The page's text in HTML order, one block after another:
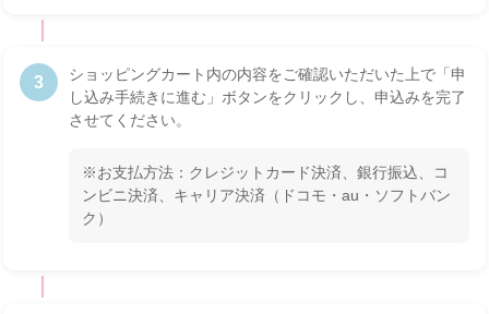
3
ショッピングカート内の内容をご確認いただいた上で「申
し込み手続きに進む」ボタンをクリックし、申込みを完了
させてください。
※お支払方法：クレジットカード決済、銀行振込、コ
ンビニ決済、キャリア決済（ドコモ・au・ソフトバン
ク）